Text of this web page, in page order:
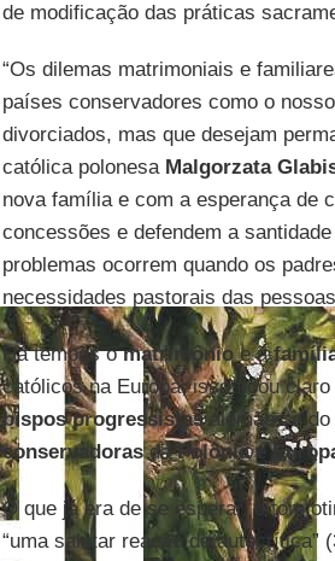
de modificação das práticas
“Os dilemas matrimoniais e
países conservadores como o
divorciados, mas que desejam
católica polonesa Malgorzata
nova família e com a esperança de
concessões e defendem a
problemas ocorrem quando os
necessidades pastorais das
Há tempos omatrimônioe a
católicos na Europa; isso ficou
bispos progressistasalemães e do
conservadorasdaPolôniae
O que já era de se esperar, o tom
“uma salutar reação de autocrítica”